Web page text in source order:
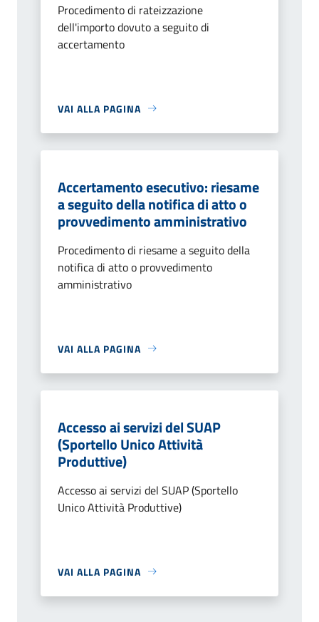
Procedimento di rateizzazione
dell'importo dovuto a seguito di
accertamento
VAI ALLA PAGINA
Accertamento esecutivo: riesame
a seguito della notifica di atto o
provvedimento amministrativo
Procedimento di riesame a seguito della
notifica di atto o provvedimento
amministrativo
VAI ALLA PAGINA
Accesso ai servizi del SUAP
(Sportello Unico Attività
Produttive)
Accesso ai servizi del SUAP (Sportello
Unico Attività Produttive)
VAI ALLA PAGINA